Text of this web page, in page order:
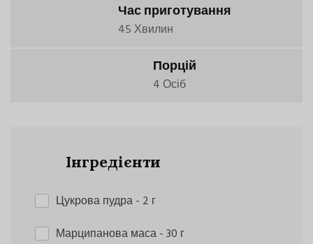
Час приготування
45 Хвилин
Порцій
4 Осіб
Інгредієнти
Цукрова пудра- 2 г
Марципанова маса- 30 г